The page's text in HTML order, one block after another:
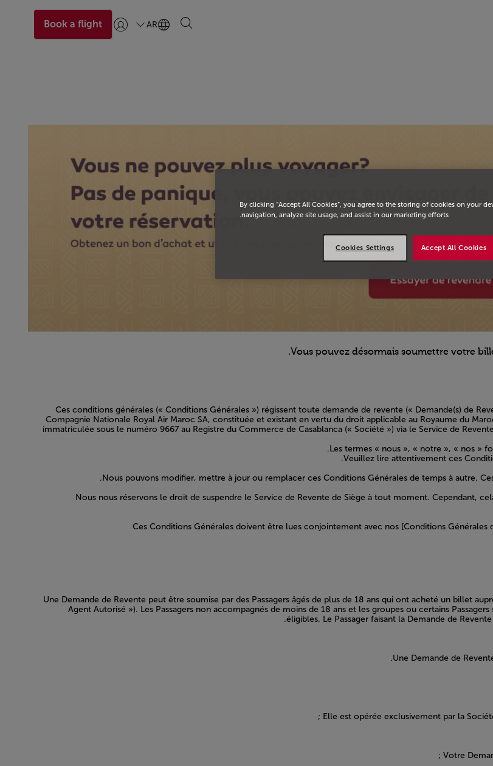
AR تسجيل الدخول | انضم)
Book a flight
Vous pouvez désormais soumettre votre
Ces conditions générales (« Conditions Générales ») régissent toute demande de revente (« Demande(s) de
Compagnie Nationale Royal Air Maroc SA, constituée et existant en vertu du droit applicable au Royaume du
immatriculée sous le numéro 9667 au Registre du Commerce de Casablanca (« Société ») via le Service de
Les termes « nous », « notre », « nos »
Veuillez lire attentivement ces
Nous pouvons modifier, mettre à jour ou remplacer ces Conditions Générales de temps à autre.
Nous nous réservons le droit de suspendre le Service de Revente de Siège à tout moment. Cependant,
Ces Conditions Générales doivent être lues conjointement avec nos [Conditions
Une Demande de Revente peut être soumise par des Passagers âgés de plus de 18 ans qui ont acheté un billet
Agent Autorisé »). Les Passagers non accompagnés de moins de 18 ans et les groupes ou certains
éligibles. Le Passager faisant la Demande de
Une Demande de
By clicking “Accept All Cookies”, you agree to the storing of cookies on your
navigation, analyze site usage, and assist in our marketing efforts.
Accept All Cookies
Cookies Settings